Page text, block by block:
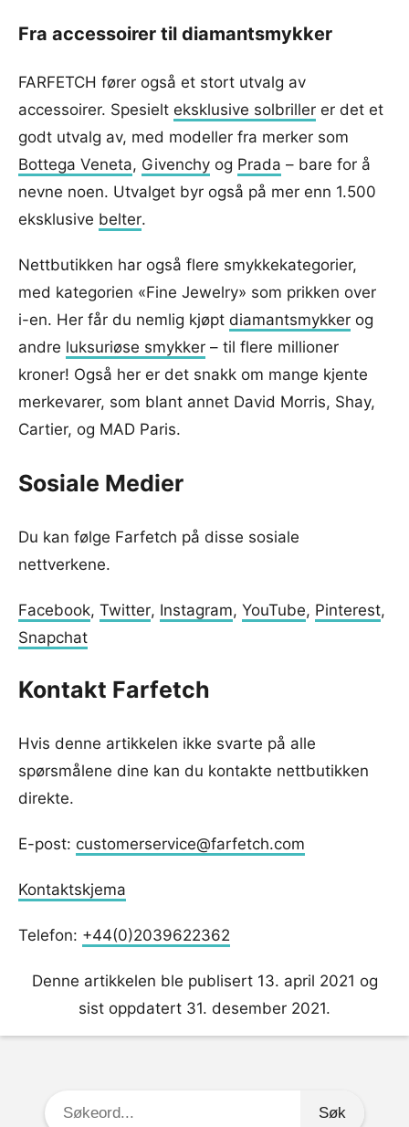
Fra accessoirer til diamantsmykker
FARFETCH fører også et stort utvalg av
accessoirer. Spesielt eksklusive solbriller er det et
godt utvalg av, med modeller fra merker som
Bottega Veneta, Givenchy og Prada – bare for å
nevne noen. Utvalget byr også på mer enn 1.500
eksklusive belter.
Nettbutikken har også flere smykkekategorier,
med kategorien «Fine Jewelry» som prikken over
i-en. Her får du nemlig kjøpt diamantsmykker og
andre luksuriøse smykker – til flere millioner
kroner! Også her er det snakk om mange kjente
merkevarer, som blant annet David Morris, Shay,
Cartier, og MAD Paris.
Sosiale Medier
Du kan følge Farfetch på disse sosiale
nettverkene.
Facebook, Twitter, Instagram, YouTube, Pinterest,
Snapchat
Kontakt Farfetch
Hvis denne artikkelen ikke svarte på alle
spørsmålene dine kan du kontakte nettbutikken
direkte.
E-post: customerservice@farfetch.com
Kontaktskjema
Telefon: +44(0)2039622362
Denne artikkelen ble publisert 13. april 2021 og
sist oppdatert 31. desember 2021.
Søkeord: